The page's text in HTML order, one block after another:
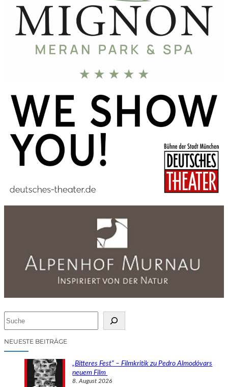
cNEUESTE BEITRÄGE
„Bitteres Fest“ – Filmkritik zu Pedro Almodóvars
neuem Film
8. August 2026